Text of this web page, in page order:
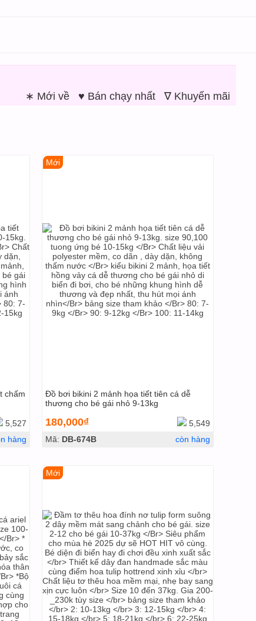
∗ Mới về ♥ Bán chạy nhất ∇ Khuyến mãi
chấm
5,527
hàng
Mới
Đồ bơi bikini 2 mảnh họa tiết tiên cá dễ
thương cho bé gái nhỏ 9-13kg
180,000₫
5,549
Mã: DB-674B còn hàng
Mới